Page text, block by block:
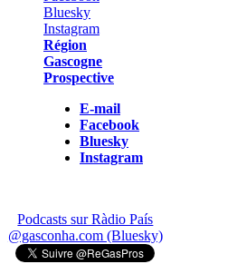
Région
Gascogne
Prospective
E-mail
Facebook
Bluesky
Instagram
Podcasts sur Ràdio País
@gasconha.com (Bluesky)